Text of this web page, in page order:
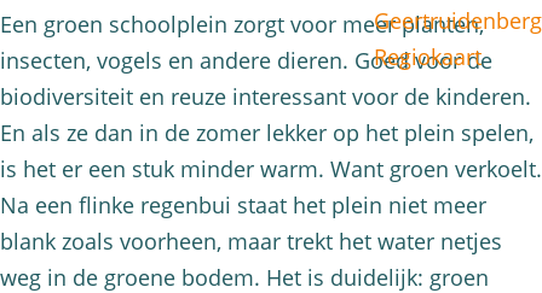
Geertruidenberg
Regiokaart
Een groen schoolplein zorgt voor meer planten,
insecten, vogels en andere dieren. Goed voor de
biodiversiteit en reuze interessant voor de kinderen.
En als ze dan in de zomer lekker op het plein spelen,
is het er een stuk minder warm. Want groen verkoelt.
Na een flinke regenbui staat het plein niet meer
blank zoals voorheen, maar trekt het water netjes
weg in de groene bodem. Het is duidelijk: groen